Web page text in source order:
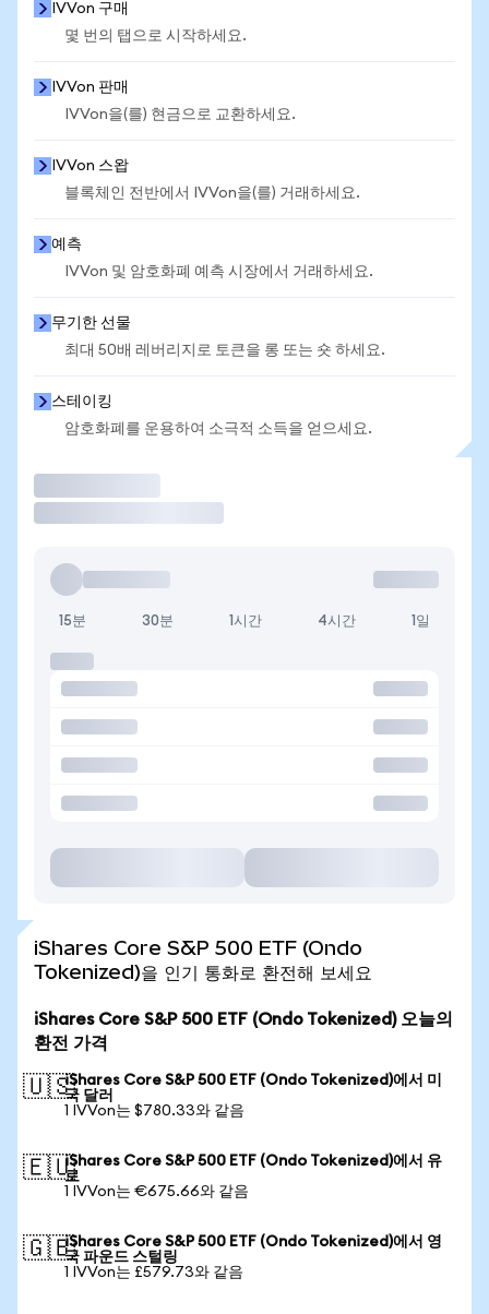
IVVon 구매
몇 번의 탭으로 시작하세요.
IVVon 판매
IVVon을(를) 현금으로 교환하세요.
IVVon 스왑
블록체인 전반에서 IVVon을(를) 거래하세요.
예측
IVVon 및 암호화폐 예측 시장에서 거래하세요.
무기한 선물
최대 50배 레버리지로 토큰을 롱 또는 숏 하세요.
스테이킹
암호화폐를 운용하여 소극적 소득을 얻으세요.
15분 30분 1시간 4시간 1일
iShares Core S&P 500 ETF (Ondo
Tokenized)을 인기 통화로 환전해 보세요
iShares Core S&P 500 ETF (Ondo Tokenized) 오늘의
환전 가격
🇺🇸iShares Core S&P 500 ETF (Ondo Tokenized)에서 미
국 달러
1 IVVon는 $780.33와 같음
🇪🇺iShares Core S&P 500 ETF (Ondo Tokenized)에서 유
로
1 IVVon는 €675.66와 같음
🇬🇧iShares Core S&P 500 ETF (Ondo Tokenized)에서 영
국 파운드 스털링
1 IVVon는 £579.73와 같음